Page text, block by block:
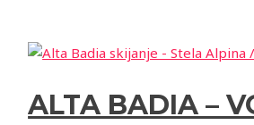
ALTA BADIA –